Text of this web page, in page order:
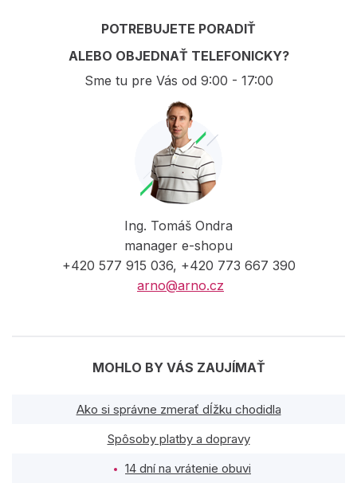
POTREBUJETE PORADIŤ
ALEBO OBJEDNAŤ TELEFONICKY?
Sme tu pre Vás od 9:00 - 17:00
Ing. Tomáš Ondra
manager e-shopu
+420 577 915 036, +420 773 667 390
arno@arno.cz
MOHLO BY VÁS ZAUJÍMAŤ
Ako si správne zmerať dĺžku chodidla
Spôsoby platby a dopravy
14 dní na vrátenie obuvi